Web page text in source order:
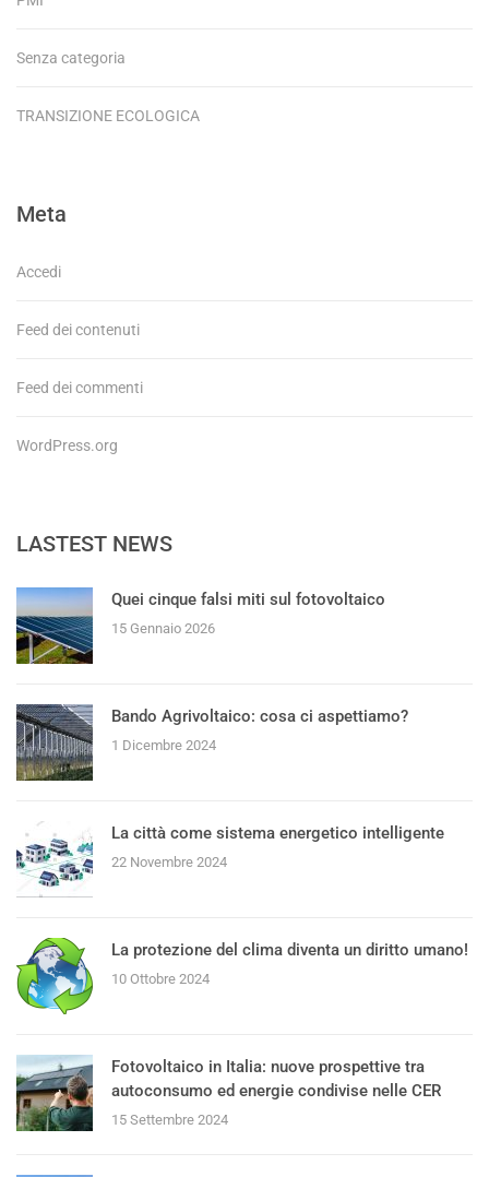
Senza categoria
TRANSIZIONE ECOLOGICA
Meta
Accedi
Feed dei contenuti
Feed dei commenti
WordPress.org
LASTEST NEWS
Quei cinque falsi miti sul fotovoltaico
15 Gennaio 2026
Bando Agrivoltaico: cosa ci aspettiamo?
1 Dicembre 2024
La città come sistema energetico intelligente
22 Novembre 2024
La protezione del clima diventa un diritto umano!
10 Ottobre 2024
Fotovoltaico in Italia: nuove prospettive tra
autoconsumo ed energie condivise nelle CER
15 Settembre 2024